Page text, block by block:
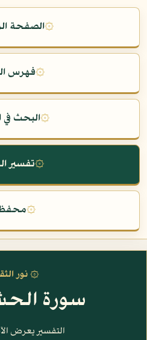
۞الصفحة
۞فهرس
۞البحث في
۞تفسير
۞
۞ نور
سورة
التفسير يعرض الآيات ١